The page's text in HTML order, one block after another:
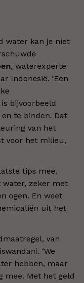
water kan je niet
, waterexperte
Indonesië. ‘Een
bijvoorbeeld
te binden. Dat
van het
voor het milieu,
tips mee.
water, zeker met
ogen. En weet
uit het
van
‘We
hebben, maar
mee. Met het geld